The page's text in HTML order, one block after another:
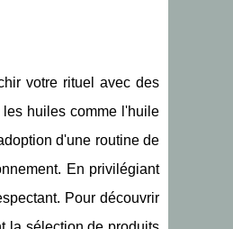
votre rituel avec des
huiles comme l'huile
d'une routine de
En privilégiant
Pour découvrir